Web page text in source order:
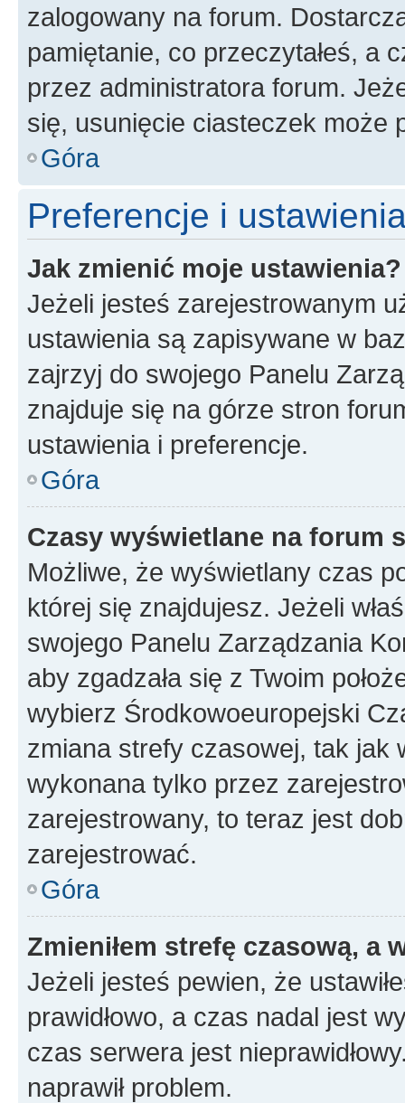
zalogowany na forum.
pamiętanie, co przeczytałeś, a
przez administratora forum.
się, usunięcie ciasteczek może
Góra
Preferencje i
Jak zmienić moje ustawienia?
Jeżeli jesteś zarejestrowanym
ustawienia są zapisywane w
zajrzyj do swojego Panelu
znajduje się na górze stron
ustawienia i preferencje.
Góra
Czasy wyświetlane na forum
Możliwe, że wyświetlany czas
której się znajdujesz. Jeżeli
swojego Panelu Zarządzania
aby zgadzała się z Twoim
wybierz Środkowoeuropejski
zmiana strefy czasowej, tak jak
wykonana tylko przez
zarejestrowany, to teraz jest
zarejestrować.
Góra
Zmieniłem strefę czasową, a
Jeżeli jesteś pewien, że
prawidłowo, a czas nadal jest
czas serwera jest
naprawił problem.